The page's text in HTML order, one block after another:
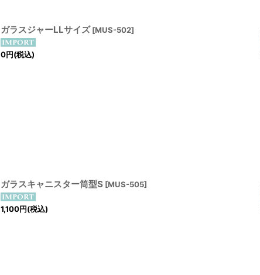
ガラスジャーLLサイズ [MUS-502]
0円(税込)
ガラスキャニスター筒型S [MUS-505]
1,100円(税込)